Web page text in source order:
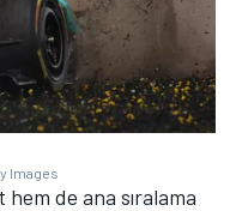
Images
de ana sıralama